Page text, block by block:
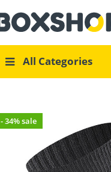
All Categories
- 34% sale